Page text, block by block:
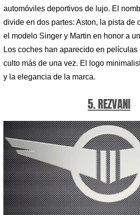
automóviles deportivos de lujo. El
divide en dos partes: Aston, la pista de
el modelo Singer y Martin en honor a
Los coches han aparecido en
culto más de una vez. El logo
y la elegancia de la marca.
5. REZVANI